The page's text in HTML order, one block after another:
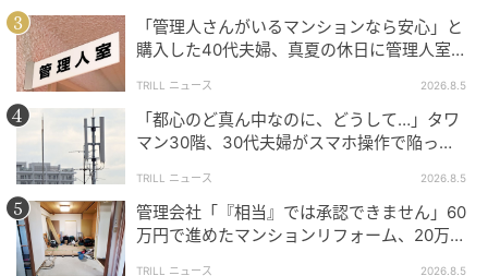
「擁壁の所有関係を最初に確認していれば、購入時に
もう少し慎重に判断できた」とAさんは振り返ります。
傾斜地の家を買う前に確認したいこと
擁壁のある中古住宅を検討する際は、建物の状態や立
地だけでなく、擁壁の所有・状態・法的扱いも確認す
ることが大切です。
「管理人さんがいるマンションなら安心」と
購入した40代夫婦、真夏の休日に管理人室を
TRILL ニュース 2026.8.5
「都心のど真ん中なのに、どうして…」タワ
マン30階、30代夫婦がスマホ操作で陥っ
TRILL ニュース 2026.8.5
管理会社「『相当』では承認できません」60
万円で進めたマンションリフォーム、20万円
TRILL ニュース 2026.8.5